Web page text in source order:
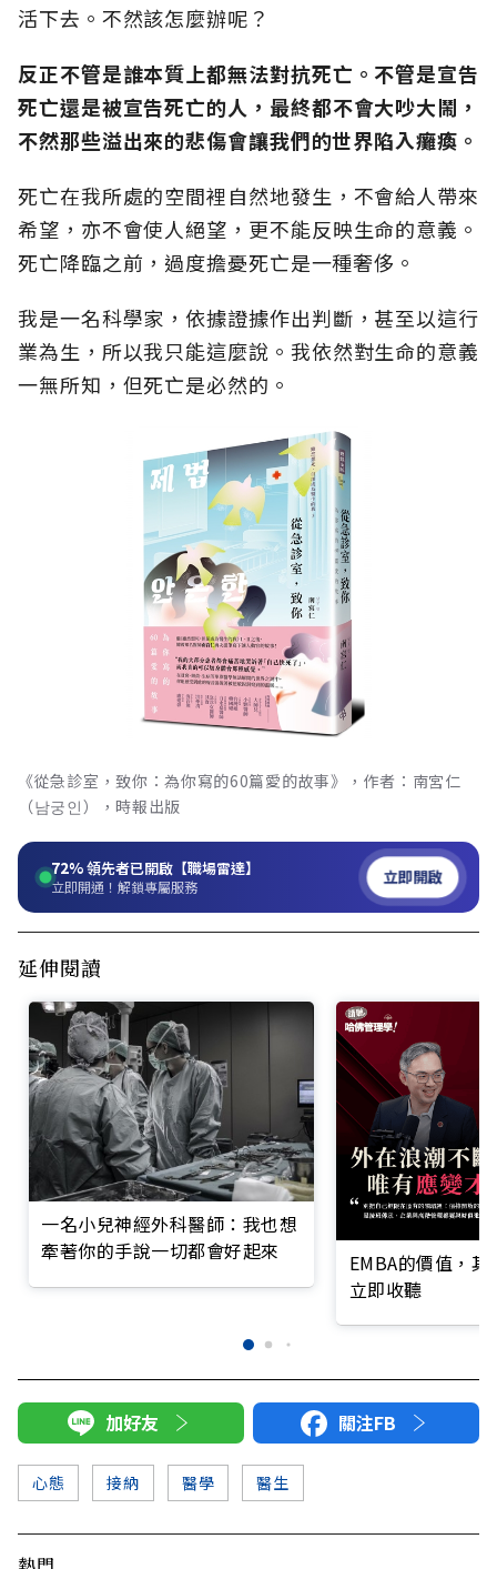
活下去。不然該怎麼辦呢？
反正不管是誰本質上都無法對抗死亡。不管是宣告
死亡還是被宣告死亡的人，最終都不會大吵大鬧，
不然那些溢出來的悲傷會讓我們的世界陷入癱瘓。
死亡在我所處的空間裡自然地發生，不會給人帶來
希望，亦不會使人絕望，更不能反映生命的意義。
死亡降臨之前，過度擔憂死亡是一種奢侈。
我是一名科學家，依據證據作出判斷，甚至以這行
業為生，所以我只能這麼說。我依然對生命的意義
一無所知，但死亡是必然的。
《從急診室，致你：為你寫的60篇愛的故事》，作者：南宮仁
（남궁인），時報出版
72%領先者已開啟【職場雷達】
立即開通！解鎖專屬服務 立即開啟
延伸閱讀
一名小兒神經外科醫師：我也想
牽著你的手說一切都會好起來
EMBA的價值，
立即收聽
加好友 關注FB
心態 接納 醫學 醫生